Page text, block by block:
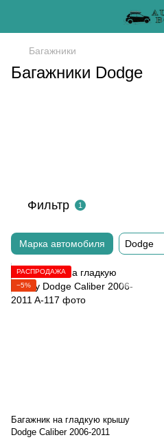
Багажники
Багажники Dodge
Фильтр 1
Марка автомобиля Dodge
РАСПРОДАЖА
−5%
Багажник на гладкую крышу
Dodge Caliber 2006-2011